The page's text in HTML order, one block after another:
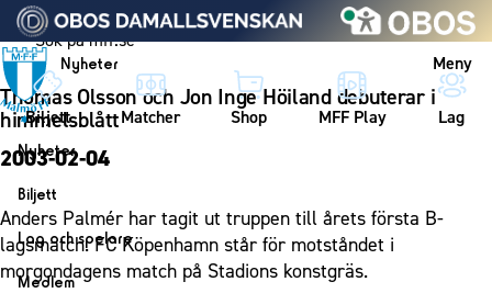
Vidare till innehållet
Nyheter Meny
Biljett Matcher Shop MFF Play Lag
Nyheter
Nyheter
Kalender
Biljett
Biljett
Årskort herr
Lag och spelare
Lag
Medlem
Thomas Olsson och Jon Inge Höiland debuterar i
himmelsblått
2003-02-04
Anders Palmér har tagit ut truppen till årets första B-
lagsmatch. FC Köpenhamn står för motståndet i
morgondagens match på Stadions konstgräs.